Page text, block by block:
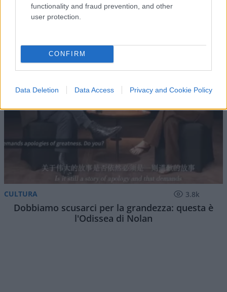
functionality and fraud prevention, and other
user protection.
CONFIRM
Data Deletion Data Access Privacy and Cookie Policy
IL PIÙ LETTO DEL MESE
CULTURA 3.8k
Dobbiamo scusarci per la grandezza: questa è
l'Odissea di Nolan